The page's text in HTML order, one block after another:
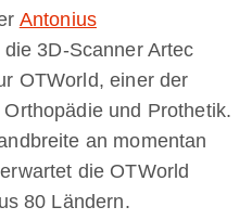
Antonius
die 3D-Scanner Artec
OTWorld, einer der
und Prothetik.
an momentan
die OTWorld
80 Ländern.